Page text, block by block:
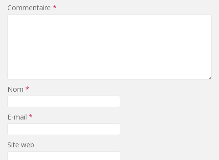
Commentaire *
Nom *
E-mail *
Site web